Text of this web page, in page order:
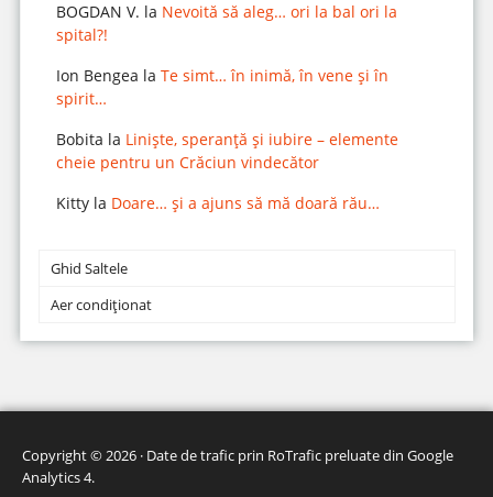
BOGDAN V. la Nevoită să aleg… ori la bal ori la
spital?!
Ion Bengea la Te simt… în inimă, în vene și în
spirit…
Bobita la Liniște, speranță și iubire – elemente
cheie pentru un Crăciun vindecător
Kittyla Doare… și a ajuns să mă doară rău…
Ghid Saltele
Aer condiționat
Copyright © 2026 · Date de trafic prin RoTrafic preluate din Google
Analytics 4.